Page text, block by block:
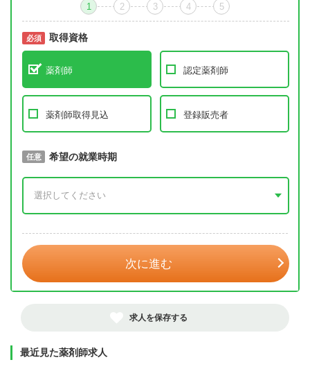
1 2 3 4 5
必須 取得資格
薬剤師 認定薬剤師
薬剤師取得見込 登録販売者
必須 取得予定年
任意 希望の就業時期
次に進む
求人を保存する
最近見た薬剤師求人